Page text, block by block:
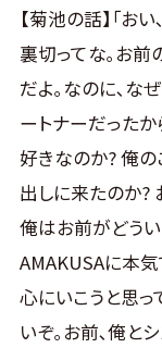
▼YO-HEY｢あん
んの?｣
▼征矢｢3月22日､
後楽園ホールで
なあ､HAYATAさ
▼YO-HEY｢おか
の? 教えて｡誰?